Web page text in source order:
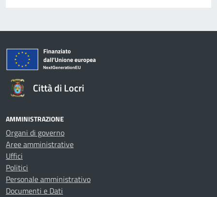
Città di Locri
AMMINISTRAZIONE
Organi di governo
Aree amministrative
Uffici
Politici
Personale amministrativo
Documenti e Dati